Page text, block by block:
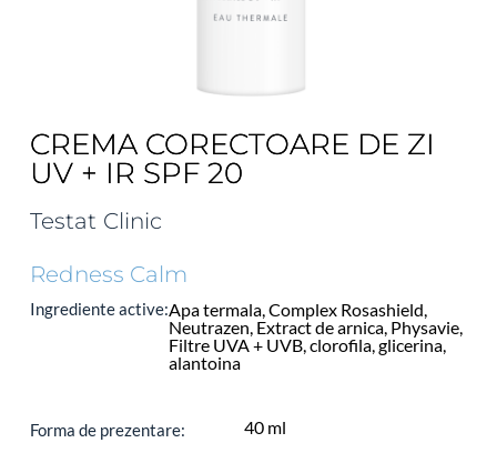
CREMA CORECTOARE DE ZI
UV + IR SPF 20
Testat Clinic
Redness Calm
Ingrediente active:Apa termala, Complex Rosashield,
Neutrazen, Extract de arnica, Physavie,
Filtre UVA + UVB, clorofila, glicerina,
alantoina
Forma de prezentare: 40 ml